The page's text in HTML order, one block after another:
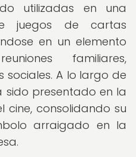
utilizadas en una
juegos de cartas
en un elemento
familiares,
sociales. A lo largo de
sido presentado en la
cine, consolidando su
arraigado en la